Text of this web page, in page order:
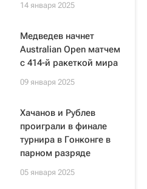
14 января 2025
Медведев начнет
Australian Open матчем
с 414-й ракеткой мира
09 января 2025
Хачанов и Рублев
проиграли в финале
турнира в Гонконге в
парном разряде
05 января 2025